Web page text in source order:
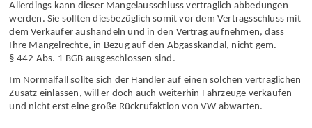
Allerdings kann dieser Mangelausschluss vertraglich abbedungen
werden. Sie sollten diesbezüglich somit vor dem Vertragsschluss mit
dem Verkäufer aushandeln und in den Vertrag aufnehmen, dass
Ihre Mängelrechte, in Bezug auf den Abgasskandal, nicht gem.
Im Normalfall sollte sich der Händler auf einen solchen vertraglichen
Zusatz einlassen, will er doch auch weiterhin Fahrzeuge verkaufen